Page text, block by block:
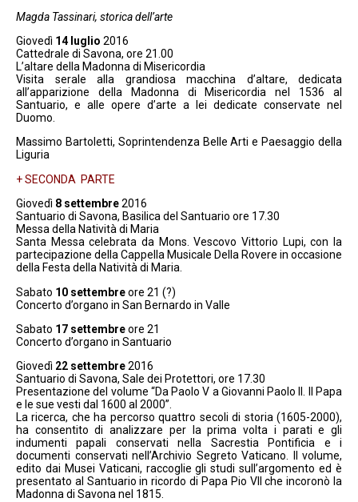
Magda Tassinari, storica dell’arte
Giovedì 14 luglio 2016
Cattedrale di Savona, ore 21.00
L’altare della Madonna di Misericordia
Visita serale alla grandiosa macchina d’altare, dedicata
all’apparizione della Madonna di Misericordia nel 1536 al
Santuario, e alle opere d’arte a lei dedicate conservate nel
Duomo.
Massimo Bartoletti, Soprintendenza Belle Arti e Paesaggio della
Liguria
+ SECONDA PARTE
Giovedì 8 settembre2016
Santuario di Savona, Basilica del Santuario ore 17.30
Messa della Natività di Maria
Santa Messa celebrata da Mons. Vescovo Vittorio Lupi, con la
partecipazione della Cappella Musicale Della Rovere in occasione
della Festa della Natività di Maria.
Sabato 10 settembreore 21 (?)
Concerto d’organo in San Bernardo in Valle
Sabato 17 settembreore 21
Concerto d’organo in Santuario
Giovedì 22 settembre2016
Santuario di Savona, Sale dei Protettori, ore 17.30
Presentazione del volume “Da Paolo V a Giovanni Paolo II. Il Papa
e le sue vesti dal 1600 al 2000”.
La ricerca, che ha percorso quattro secoli di storia (1605-2000),
ha consentito di analizzare per la prima volta i parati e gli
indumenti papali conservati nella Sacrestia Pontificia e i
documenti conservati nell’Archivio Segreto Vaticano. Il volume,
edito dai Musei Vaticani, raccoglie gli studi sull’argomento ed è
presentato al Santuario in ricordo di Papa Pio VII che incoronò la
Madonna di Savona nel 1815.